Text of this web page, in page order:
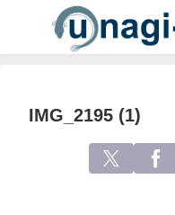
IMG_2195 (1)